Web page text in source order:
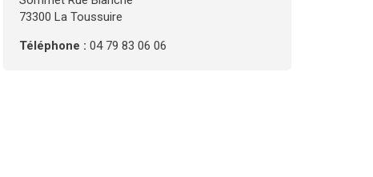
73300 La Toussuire
Téléphone : 04 79 83 06 06